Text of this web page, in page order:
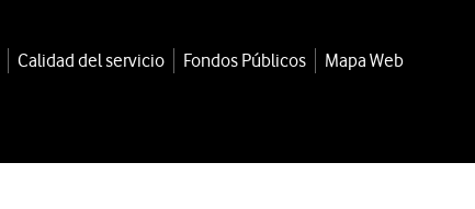
Calidad del servicio Fondos Públicos
Mapa Web